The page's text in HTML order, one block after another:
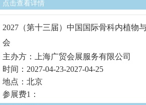
点击查看详情
2027（第十三届）中国国际骨科内植物
会
主办方：上海广贸会展服务有限公司
时间：2027-04-23-2027-04-25
地点：北京
参展费1：